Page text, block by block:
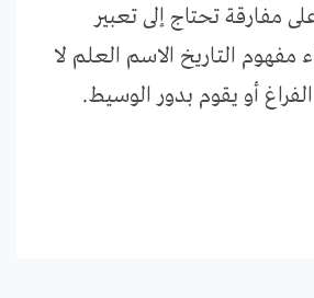
مفارقة تحتاج إلى تعبير
التاريخ الاسم العلم لا
أو يقوم بدور الوسيط.